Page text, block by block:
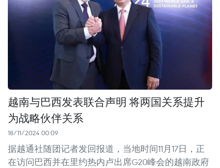
越南与巴西发表联合声明 将两国关系提升
为战略伙伴关系
18/11/2024 00:09
据越通社随团记者发回报道，当地时间11月17日，正
在访问巴西并在里约热内卢出席G20峰会的越南政府